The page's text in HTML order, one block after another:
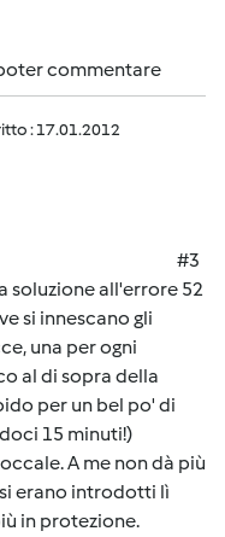
commentare
: 17.01.2012
#3
soluzione all'errore 52
si innescano gli
una per ogni
al di sopra della
per un bel po' di
15 minuti!)
A me non dà più
erano introdotti lì
in protezione.